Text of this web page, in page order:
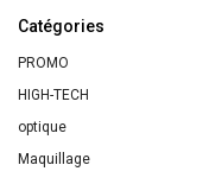
36
pieces
CRELANDO
Catégories
PROMO
HIGH-TECH
optique
Maquillage